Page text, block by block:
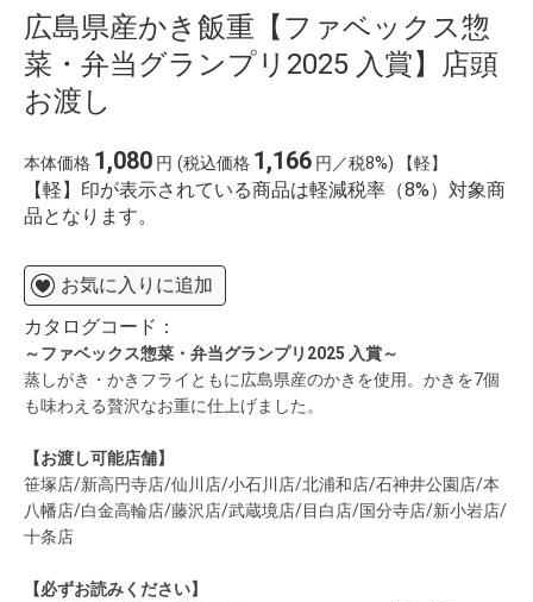
広島県産かき飯重【ファベックス惣
菜・弁当グランプリ2025 入賞】店頭
お渡し
本体価格 1,080 円 (税込価格 1,166 円／税8%) 【軽】
【軽】印が表示されている商品は軽減税率（8%）対象商
品となります。
お気に入りに追加
カタログコード：
～ファベックス惣菜・弁当グランプリ2025 入賞～
蒸しがき・かきフライともに広島県産のかきを使用。かきを7個
も味わえる贅沢なお重に仕上げました。
【お渡し可能店舗】
笹塚店/新高円寺店/仙川店/小石川店/北浦和店/石神井公園店/本
八幡店/白金高輪店/藤沢店/武蔵境店/目白店/国分寺店/新小岩店/
十条店
【必ずお読みください】